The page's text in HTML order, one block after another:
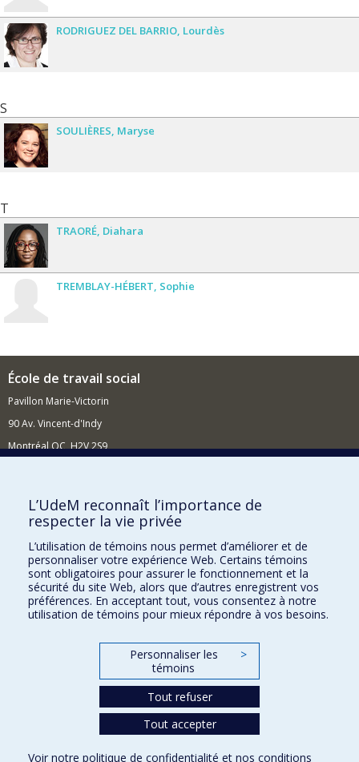
RODRIGUEZ DEL BARRIO Lourdès
S
SOULIÈRES Maryse
T
TRAORÉ Diahara
TREMBLAY-HÉBERT Sophie
École de travail social
Pavillon Marie-Victorin
90 Av. Vincent-d'Indy
Montréal QC H2V 2S9
Comment soutenir l'École?
BESOIN D'AIDE?
Plan du site
Signaler une erreur
Accessibilité
FACULTÉ DES ARTS ET DES SCIENCES
Nos départements et écoles
L’UdeM reconnaît l’importance de
respecter la vie privée
L’utilisation de témoins nous permet d’améliorer et de
personnaliser votre expérience Web. Certains témoins
sont obligatoires pour assurer le fonctionnement et la
sécurité du site Web, alors que d’autres enregistrent vos
préférences. En acceptant tout, vous consentez à notre
utilisation de témoins pour mieux répondre à vos besoins.
Personnaliser les
témoins
>
Tout refuser
Tout accepter
Voir notre politique de confidentialité et nos conditions